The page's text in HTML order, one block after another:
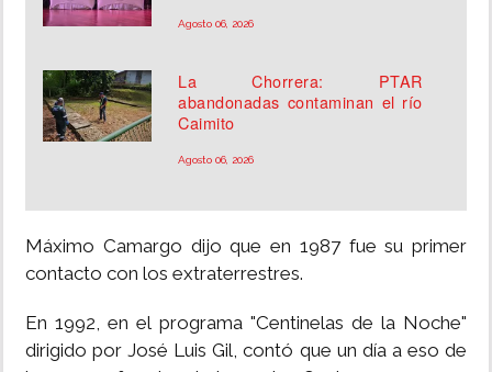
Agosto 06, 2026
La Chorrera: PTAR
abandonadas contaminan el río
Caimito
Agosto 06, 2026
Máximo Camargo dijo que en 1987 fue su primer
contacto con los extraterrestres.
En 1992, en el programa "Centinelas de la Noche"
dirigido por José Luis Gil, contó que un día a eso de